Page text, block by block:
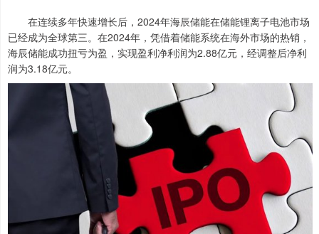
在连续多年快速增长后，2024年海辰储能在储能锂离子电池市场
已经成为全球第三。在2024年，凭借着储能系统在海外市场的热销，
海辰储能成功扭亏为盈，实现盈利净利润为2.88亿元，经调整后净利
润为3.18亿元。